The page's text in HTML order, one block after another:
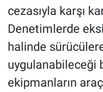
cezasıyla karşı
Denetimlerde
halinde
uygulanabileceği
ekipmanların